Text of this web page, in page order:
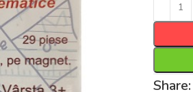
Share: